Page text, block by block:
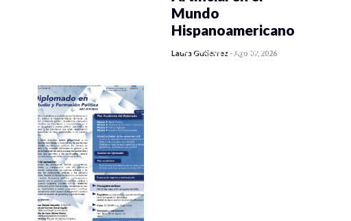
0 veces compartido
Mundo
Hispanoamericano
Laura Gutiérrez -Ago 07, 2026